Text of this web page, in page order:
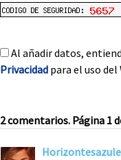
Al añadir datos,
Privacidad para el uso del
2 comentarios. Página 1